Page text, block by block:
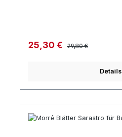
Verkaufspreis:
25,30 € Regulärer Preis:
29,80 €
Details